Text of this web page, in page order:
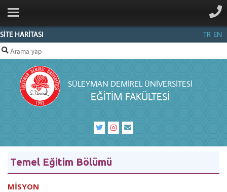
SİTE HARİTASI TR EN
SÜLEYMAN DEMIREL ÜNIVERSITESI
EĞITIM FAKÜLTESI
ANA SAYFA
KURUMSAL
BÖLÜMLER
PERSONEL
İLETIŞIM
Temel Eğitim Bölümü
MİSYON